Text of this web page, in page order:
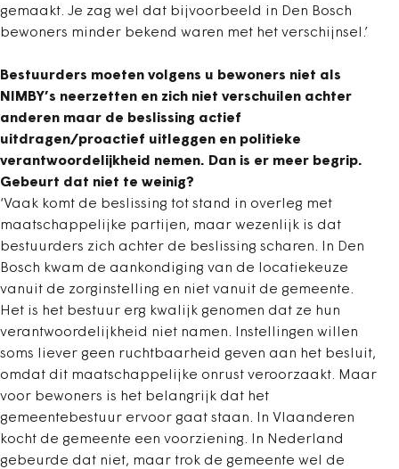
gemaakt. Je zag wel dat bijvoorbeeld in Den Bosch
bewoners minder bekend waren met het verschijnsel.’
Bestuurders moeten volgens u bewoners niet als
NIMBY’s neerzetten en zich niet verschuilen achter
anderen maar de beslissing actief
uitdragen/proactief uitleggen en politieke
verantwoordelijkheid nemen. Dan is er meer begrip.
Gebeurt dat niet te weinig?
‘Vaak komt de beslissing tot stand in overleg met
maatschappelijke partijen, maar wezenlijk is dat
bestuurders zich achter de beslissing scharen. In Den
Bosch kwam de aankondiging van de locatiekeuze
vanuit de zorginstelling en niet vanuit de gemeente.
Het is het bestuur erg kwalijk genomen dat ze hun
verantwoordelijkheid niet namen. Instellingen willen
soms liever geen ruchtbaarheid geven aan het besluit,
omdat dit maatschappelijke onrust veroorzaakt. Maar
voor bewoners is het belangrijk dat het
gemeentebestuur ervoor gaat staan. In Vlaanderen
kocht de gemeente een voorziening. In Nederland
gebeurde dat niet, maar trok de gemeente wel de